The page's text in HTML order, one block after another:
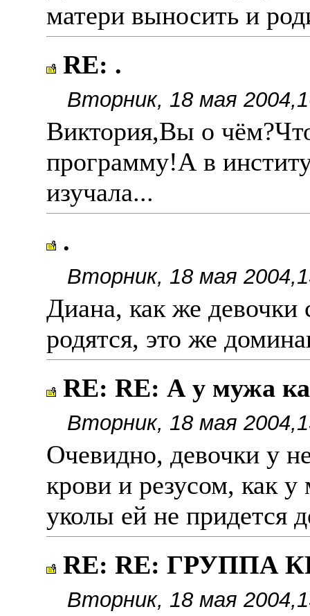
матери выносить и
RE: .
Вторник, 18 мая
Виктория,Вы о
программу!А в
изучала...
.
Вторник, 18 мая
Диана, как же девочки
родятся, это же
RE: RE: А у мужа
Вторник, 18 мая
Очевидно, девочки у
крови и резусом, как у
уколы ей не придется
RE: RE: ГРУППА
Вторник, 18 мая